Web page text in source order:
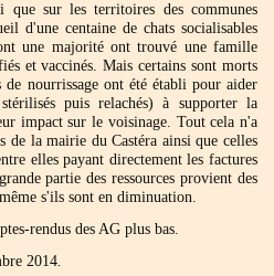
que sur les territoires des communes
d'une centaine de chats socialisables
une majorité ont trouvé une famille
et vaccinés. Mais certains sont morts
de nourrissage ont été établi pour aider
puis relachés) à supporter la
impact sur le voisinage. Tout cela n'a
de la mairie du Castéra ainsi que celles
elles payant directement les factures
partie des ressources provient des
s'ils sont en diminuation.
rendus des AG plus bas.
2014.